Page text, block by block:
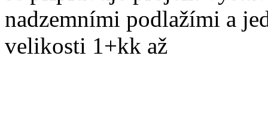
nadzemními podlažími a
velikosti 1+kk až